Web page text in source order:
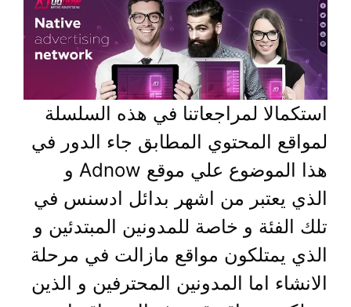
استكمالا لمراجعاتنا في هذه السلسلة
لمواقع المحتوي المطابق جاء الدور في
هذا الموضوع علي موقع Adnow و
الذي يعتبر من اشهر بدائل ادسنس في
تلك الفئة و خاصة للمدونين المبتدئين و
الذي يمتلكون مواقع مازالت في مرحلة
الانشاء اما المدونين المحترفين و الذين